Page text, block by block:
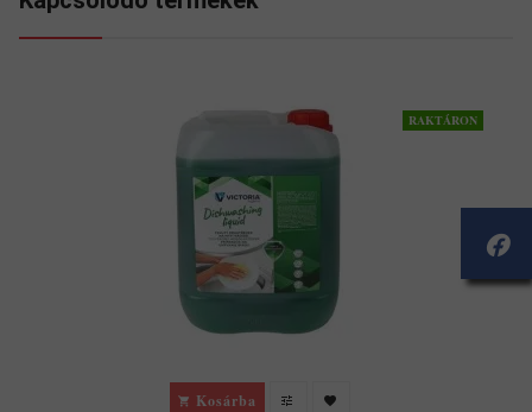
RAKTÁRON
Kosárba